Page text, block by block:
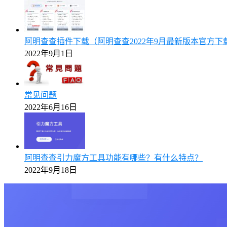
阿明查查插件下载（阿明查查2022年9月最新版本官方下
2022年9月1日
常见问题
2022年6月16日
阿明查查引力魔方工具功能有哪些？有什么特点？
2022年9月18日